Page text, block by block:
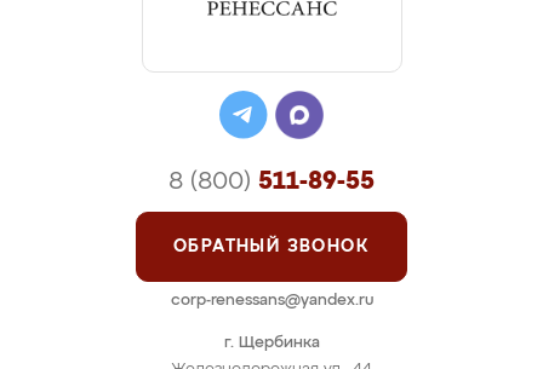
г. Щербинка
8 (800) 511-89-55
ОБРАТНЫЙ ЗВОНОК
corp-renessans@yandex.ru